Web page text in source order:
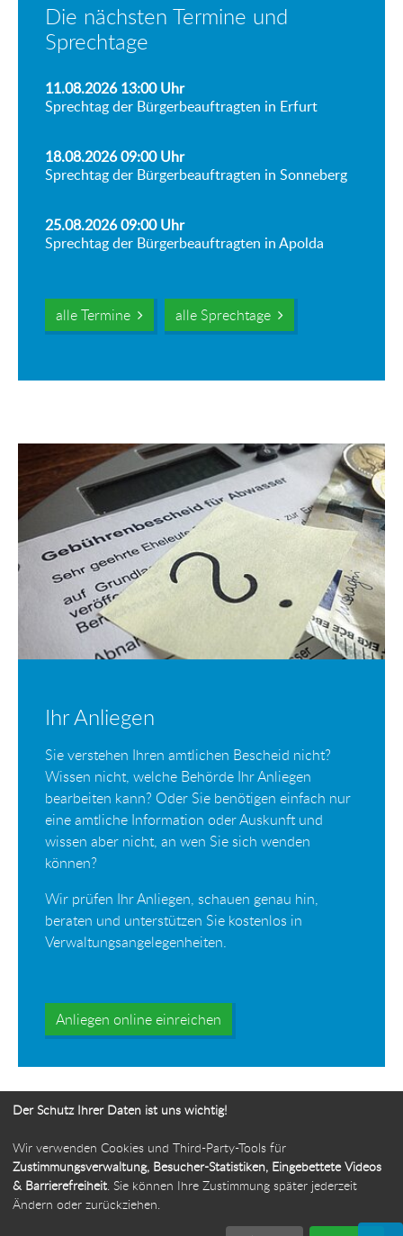
Die nächsten Termine und
Sprechtage
11.08.2026 13:00Uhr
Sprechtag der Bürgerbeauftragten in Erfurt
18.08.2026 09:00Uhr
Sprechtag der Bürgerbeauftragten in Sonneberg
25.08.2026 09:00Uhr
Sprechtag der Bürgerbeauftragten in Apolda
alle Termine alle Sprechtage
Ihr Anliegen
Sie verstehen Ihren amtlichen Bescheid nicht?
Wissen nicht, welche Behörde Ihr Anliegen
bearbeiten kann? Oder Sie benötigen einfach nur
eine amtliche Information oder Auskunft und
wissen aber nicht, an wen Sie sich wenden
können?
Wir prüfen Ihr Anliegen, schauen genau hin,
beraten und unterstützen Sie kostenlos in
Verwaltungsangelegenheiten.
Anliegen online einreichen
Ihr Weg zur Bürgerbeauftragten
Der Schutz Ihrer Daten ist uns wichtig!
Wir verwenden Cookies und Third-Party-Tools für
Zustimmungsverwaltung, Besucher-Statistiken, Eingebettete Videos
& Barrierefreiheit. Sie können Ihre Zustimmung später jederzeit
Ändern oder zurückziehen.